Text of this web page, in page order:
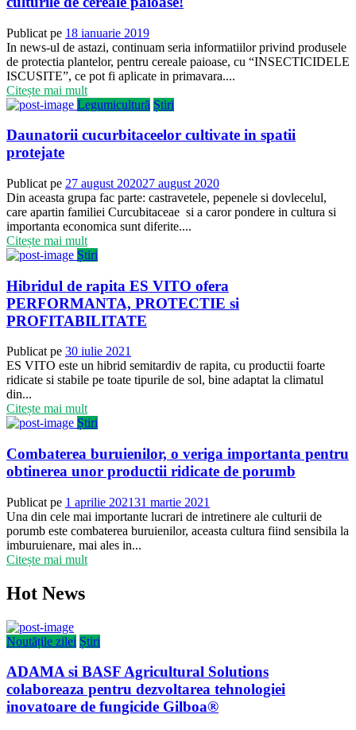
Publicat pe 18 ianuarie 2019
In news-ul de astazi, continuam seria informatiilor privind produsele
de protectia plantelor, pentru cereale paioase, cu “INSECTICIDELE
ISCUSITE”, ce pot fi aplicate in primavara....
Citește mai mult
Legumicultură Știri
Daunatorii cucurbitaceelor cultivate in spatii
protejate
Publicat pe 27 august 202027 august 2020
Din aceasta grupa fac parte: castravetele, pepenele si dovlecelul,
care apartin familiei Curcubitaceae si a caror pondere in cultura si
importanta economica sunt diferite....
Citește mai mult
Știri
Hibridul de rapita ES VITO ofera
PERFORMANTA, PROTECTIE si
PROFITABILITATE
Publicat pe 30 iulie 2021
ES VITO este un hibrid semitardiv de rapita, cu productii foarte
ridicate si stabile pe toate tipurile de sol, bine adaptat la climatul
din...
Citește mai mult
Știri
Combaterea buruienilor, o veriga importanta pentru
obtinerea unor productii ridicate de porumb
Publicat pe 1 aprilie 202131 martie 2021
Una din cele mai importante lucrari de intretinere ale culturii de
porumb este combaterea buruienilor, aceasta cultura fiind sensibila la
imburuienare, mai ales in...
Citește mai mult
Hot News
Noutățile zilei Știri
ADAMA si BASF Agricultural Solutions
colaboreaza pentru dezvoltarea tehnologiei
inovatoare de fungicide Gilboa®